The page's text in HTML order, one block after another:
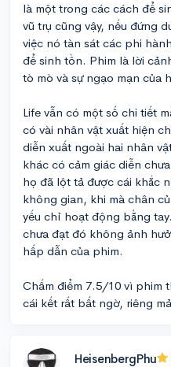
là một trong các cách để
vũ trụ cũng vậy, nếu đứng
việc nó tàn sát các phi
để sinh tồn. Phim là lời
tò mò và sự ngạo mạn của
Life vẫn có một số chi tiết
có vài nhân vật xuất hiện
diễn xuất ngoài hai nhân
khác có cảm giác diễn
họ đã lột tả được cái khắc
không gian, khi mà chân
yếu chỉ hoạt động bằng
chưa đạt đó không ảnh
hấp dẫn của phim.
Chấm điểm 7.5/10 vì phim
cái kết rất bất ngờ, riêng
HeisenbergPhu